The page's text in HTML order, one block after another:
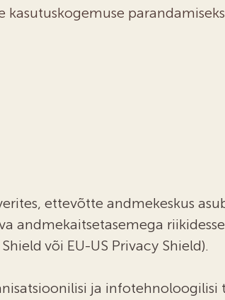
ettevõtte andmekeskus
andmekaitsetasemega
või EU-US Privacy Shield).
ja